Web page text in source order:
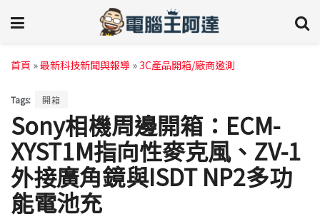
首頁 »最新科技新聞與報導 »3C產品開箱/廠商邀測
Tags: 開箱
Sony相機周邊開箱：ECM-
XYST1M指向性麥克風、ZV-1
外接廣角鏡與ISDT NP2多功
能電池充